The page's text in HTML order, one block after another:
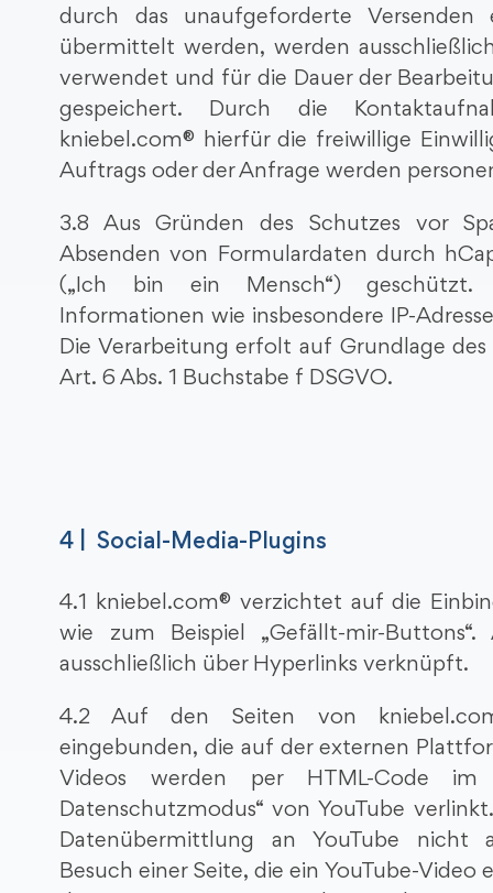
durch das unaufgeforderte Versenden
übermittelt werden, werden
verwendet und für die Dauer der
gespeichert. Durch die
kniebel.com® hierfür die freiwillige
Auftrags oder der Anfrage werden
3.8 Aus Gründen des Schutzes vor
Absenden von Formulardaten durch
(„Ich bin ein Mensch“) geschützt.
Informationen wie insbesondere IP-
Die Verarbeitung erfolt auf Grundlage
Art. 6 Abs. 1 Buchstabe f DSGVO.
4 | Social-Media-Plugins
4.1 kniebel.com® verzichtet auf die
wie zum Beispiel „Gefällt-mir-
ausschließlich über Hyperlinks verknüpft.
4.2 Auf den Seiten von
eingebunden, die auf der externen
Videos werden per HTML-Code im
Datenschutzmodus“ von YouTube
Datenübermittlung an YouTube nicht
Besuch einer Seite, die ein YouTube-